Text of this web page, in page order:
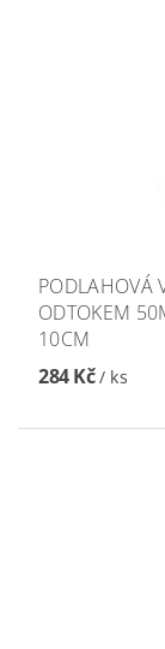
PODLAHOVÁ
ODTOKEM
10CM
284 Kč/ ks